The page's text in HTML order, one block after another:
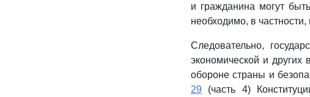
и гражданина могут
необходимо, в
Следовательно,
экономической и других
обороне страны и
29 (часть 4)